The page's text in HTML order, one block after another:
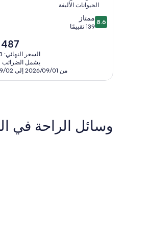
الحيوانات الأليفة
8.6
من
8.6 ممتاز
139 تقييمًا
السعر
الحالي
هو
AED
487
السعر النهائي: AED 553
يشمل الضرائب
من 2026/09/01 إلى 2026/09/02
وسائل الراحة في